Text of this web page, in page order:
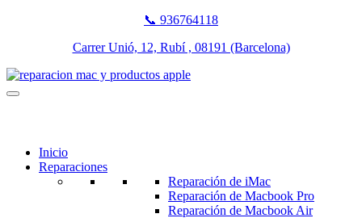
📞 936764118
Carrer Unió, 12, Rubí , 08191 (Barcelona)
Inicio
Reparaciones
Reparación de iMac
Reparación de Macbook Pro
Reparación de Macbook Air